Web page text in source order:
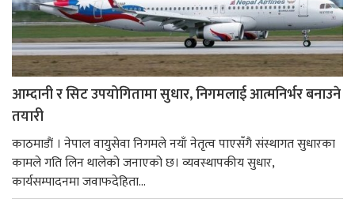
आम्दानी र सिट उपयोगितामा सुधार, निगमलाई आत्मनिर्भर बनाउने
तयारी
काठमाडाैं । नेपाल वायुसेवा निगमले नयाँ नेतृत्व पाएसँगै संस्थागत सुधारका
कामले गति लिन थालेको जनाएको छ। व्यवस्थापकीय सुधार,
कार्यसम्पादनमा जवाफदेहिता...